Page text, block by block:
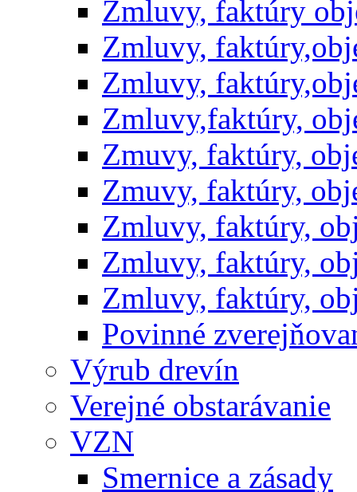
Zmluvy, faktúry
Zmluvy,
Zmluvy,
Zmluvy,faktúry,
Zmuvy, faktúry,
Zmuvy, faktúry,
Zmluvy, faktúry,
Zmluvy, faktúry,
Zmluvy, faktúry,
Povinné
Výrub drevín
Verejné obstarávanie
VZN
Smernice a zásady